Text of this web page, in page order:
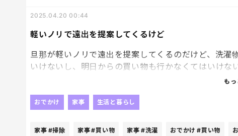
にもなるし、ただスキルアップはしないといけないだ
おすすめのものがあれば教えてもらいたいです。
軽いノリで遠出を提案してくるけど
2025.04.20 00:44
旦那が軽いノリで遠出を提案してくるのだけど、洗濯
いけないし、明日からの買い物も行かなくてはいけ
し、衣替えもしなくてはならないし、部屋の掃除も
ここの価値観が本当に合わない。
も
おでかけ 家事 生活と暮らし
家事 #掃除 家事#買い物 家事 #洗濯 おでかけ #買い物